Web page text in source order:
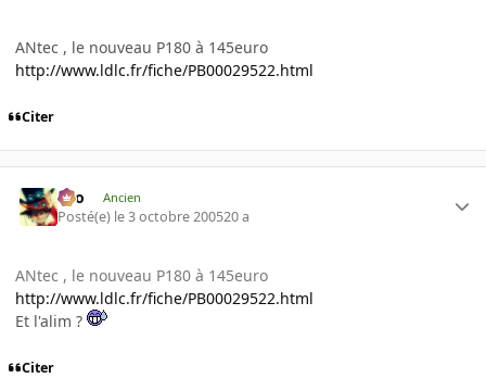
ANtec , le nouveau P180 à 145euro
http://www.ldlc.fr/fiche/PB00029522.html
Citer
eYo Ancien
Posté(e) le 3 octobre 200520 a
ANtec , le nouveau P180 à 145euro
http://www.ldlc.fr/fiche/PB00029522.html
Et l'alim ?
Citer